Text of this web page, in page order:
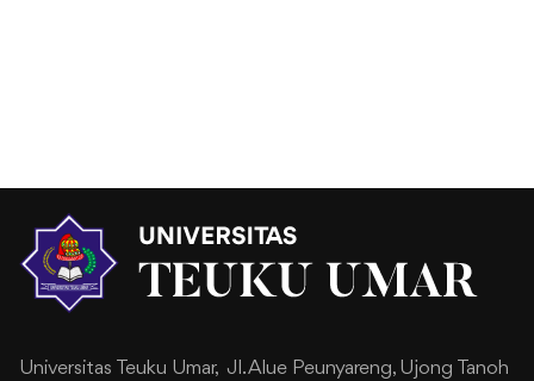
Universitas Teuku Umar, Jl. Alue Peunyareng, Ujong Tanoh